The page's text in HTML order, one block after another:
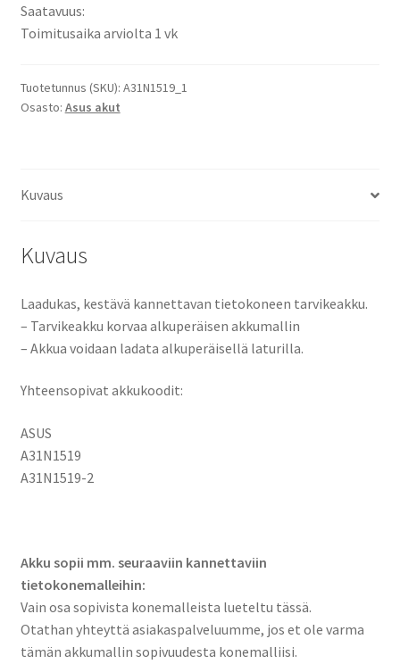
X540,
X540L,
X540LJ,
X540S,
X540YA
sarjat
Tietokoneakku
Ion
10,8V
3200mAh
/
Saatavuus:
Toimitusaika arviolta 1 vk
Tuotetunnus (SKU): A31N1519_1
Osasto: Asus akut
Kuvaus
Kuvaus
Laadukas, kestävä kannettavan tietokoneen tarvikeakku.
– Tarvikeakku korvaa alkuperäisen akkumallin
– Akkua voidaan ladata alkuperäisellä laturilla.
Yhteensopivat akkukoodit:
ASUS
A31N1519
A31N1519-2
Akku sopii mm. seuraaviin kannettaviin
tietokonemalleihin:
Vain osa sopivista konemalleista lueteltu tässä.
Otathan yhteyttä asiakaspalveluumme, jos et ole varma
tämän akkumallin sopivuudesta konemalliisi.